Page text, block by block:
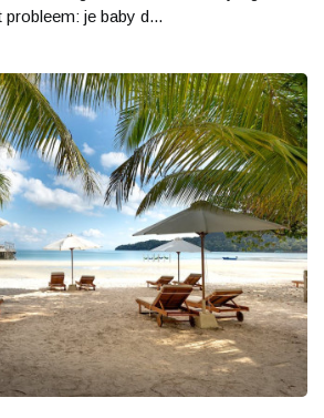
je baby d...